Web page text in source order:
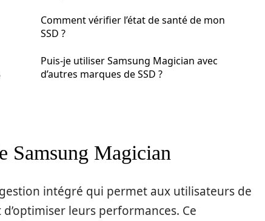
Comment vérifier l’état de santé de mon
SSD ?
Puis-je utiliser Samsung Magician avec
d’autres marques de SSD ?
Samsung Magician
intégré qui permet aux utilisateurs de
leurs performances. Ce